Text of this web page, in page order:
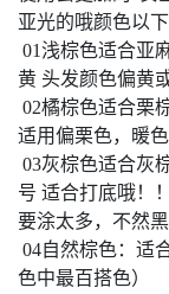
亚光的哦颜色以
01浅棕色适合亚
黄 头发颜色偏黄
02橘棕色适合栗
适用偏栗色，暖色
03灰棕色适合灰
号 适合打底哦！
要涂太多，不然
04自然棕色：适
色中最百搭色）